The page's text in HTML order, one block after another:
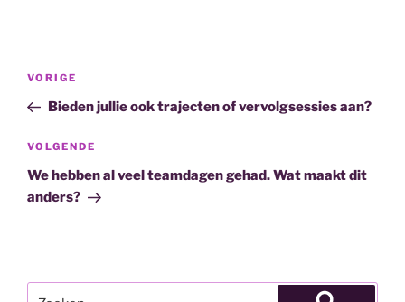
Bericht
Vorig
bericht
VORIGE
Bieden jullie ook trajecten of vervolgsessies aan?
Volgend
bericht
VOLGENDE
We hebben al veel teamdagen gehad. Wat maakt dit
anders?